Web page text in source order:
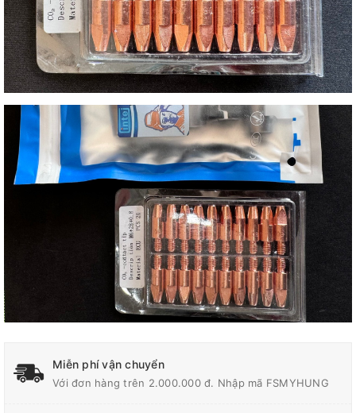
Miễn phí vận chuyển
Với đơn hàng trên 2.000.000 đ. Nhập mã FSMYHUNG